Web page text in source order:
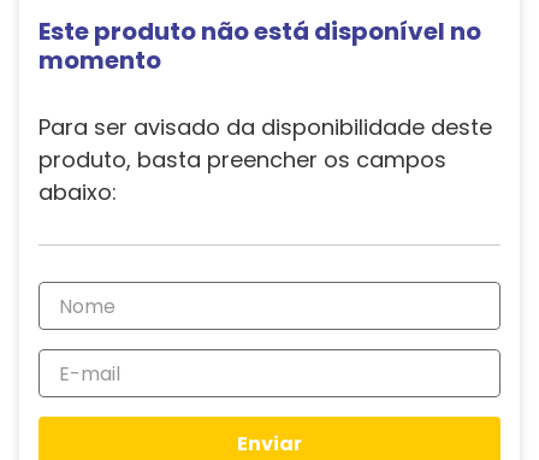
Este produto não está disponível no
momento
Para ser avisado da disponibilidade deste
produto, basta preencher os campos
abaixo:
Enviar